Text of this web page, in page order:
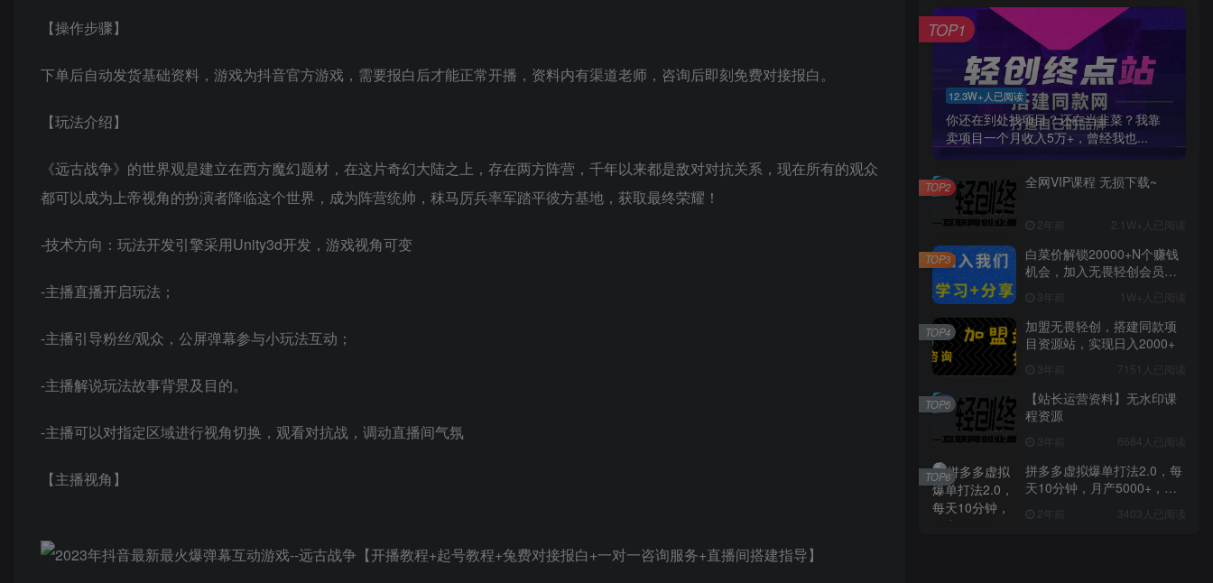
【操作步骤】
下单后自动发货基础资料，游戏为抖音官方游戏，需要报白后才能正常开播，资料内有渠道老师，咨询后即刻免费对接报白。
【玩法介绍】
《远古战争》的世界观是建立在西方魔幻题材，在这片奇幻大陆之上，存在两方阵营，千年以来都是敌对对抗关系，现在所有的观众
都可以成为上帝视角的扮演者降临这个世界，成为阵营统帅，秣马厉兵率军踏平彼方基地，获取最终荣耀！
-技术方向：玩法开发引擎采用Unity3d开发，游戏视角可变
-主播直播开启玩法；
-主播引导粉丝/观众，公屏弹幕参与小玩法互动；
-主播解说玩法故事背景及目的。
-主播可以对指定区域进行视角切换，观看对抗战，调动直播间气氛
【主播视角】
12.3W+人已阅读
你还在到处找项目？还在当韭菜？我靠
卖项目一个月收入5万+，曾经我也...
TOP1
全网VIP课程 无损下载~
2年前 2.1W+人已阅读
TOP2
白菜价解锁20000+N个赚钱
机会，加入无畏轻创会员，
3年前 1W+人已阅读
TOP3
加盟无畏轻创，搭建同款项
目资源站，实现日入2000+
3年前 7151人已阅读
TOP4
【站长运营资料】无水印课
程资源
3年前 6684人已阅读
TOP5
拼多多虚拟爆单打法2.0，每
天10分钟，月产5000+，从0
2年前 3403人已阅读
TOP6